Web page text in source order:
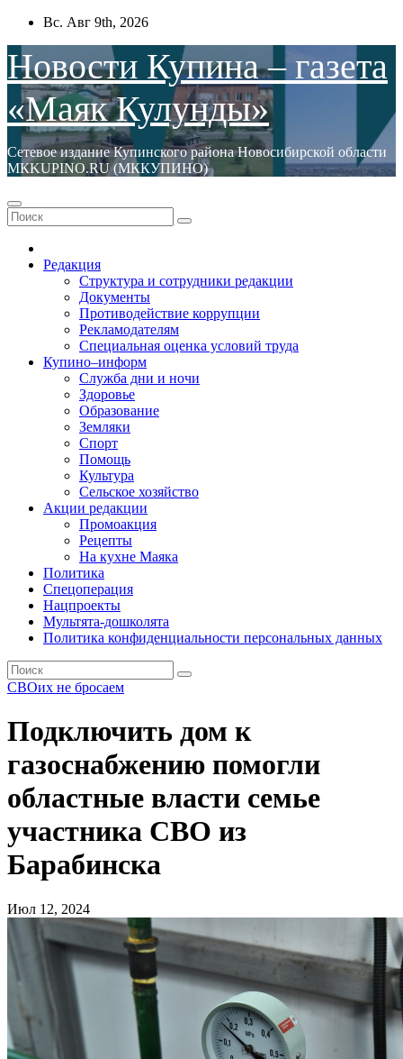
Перейти
содержимому
Вс. Авг 9th, 2026
Новости Купина – газета
«Маяк Кулунды»
Сетевое издание Купинского района Новосибирской области
МКKUPINO.RU (МККУПИНО)
Редакция
Структура и сотрудники редакции
Документы
Противодействие коррупции
Рекламодателям
Специальная оценка условий труда
Купино–информ
Служба дни и ночи
Здоровье
Образование
Земляки
Спорт
Помощь
Культура
Сельское хозяйство
Акции редакции
Промоакция
Рецепты
На кухне Маяка
Политика
Спецоперация
Нацпроекты
Мультята-дошколята
Политика конфиденциальности персональных данных
СВОих не бросаем
Подключить дом к
газоснабжению помогли
областные власти семье
участника СВО из
Барабинска
Июл 12, 2024